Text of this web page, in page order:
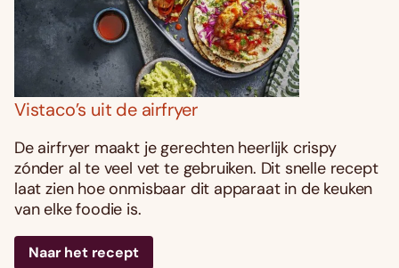
Vistaco’s uit de airfryer
De airfryer maakt je gerechten heerlijk crispy
zónder al te veel vet te gebruiken. Dit snelle recept
laat zien hoe onmisbaar dit apparaat in de keuken
van elke foodie is.
Naar het recept